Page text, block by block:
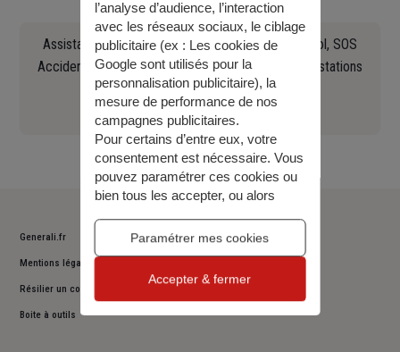
Assistance en cas d'accident, crevaison, panne, vol, SOS
Accident Europ Assistance Constat, recherche de stations
Essence, remorquage (...)
0141858483
Generali.fr
Mentions légales
Résilier un contrat
Boite à outils
l’analyse d’audience, l’interaction
avec les réseaux sociaux, le ciblage
publicitaire (ex : Les cookies de
Google sont utilisés pour la
personnalisation publicitaire), la
mesure de performance de nos
campagnes publicitaires.
Pour certains d’entre eux, votre
consentement est nécessaire. Vous
pouvez paramétrer ces cookies ou
bien tous les accepter, ou alors
navigation sans les accepter. Vous
pourrez modifier ce choix à tout
Pour plus d’information,
Paramétrer mes cookies
Accepter & fermer